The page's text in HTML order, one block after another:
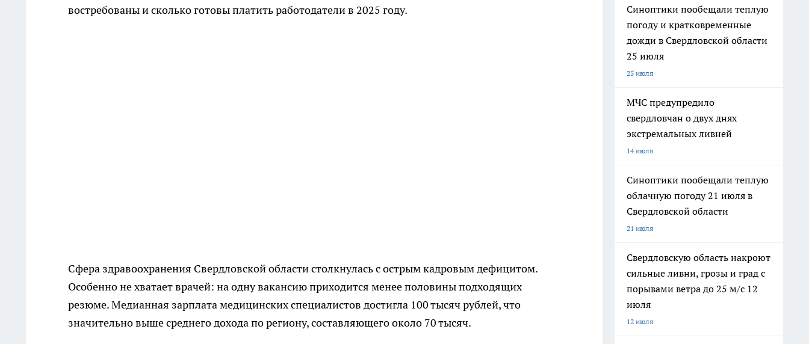
востребованы и сколько готовы платить работодатели в 2025 году.
Сфера здравоохранения Свердловской области столкнулась с острым кадровым дефицитом.
Особенно не хватает врачей: на одну вакансию приходится менее половины подходящих
резюме. Медианная зарплата медицинских специалистов достигла 100 тысяч рублей, что
значительно выше среднего дохода по региону, составляющего около 70 тысяч.
Синоптики пообещали теплую
погоду и кратковременные
дожди в Свердловской области
25 июля
25 июля
МЧС предупредило
свердловчан о двух днях
экстремальных ливней
14 июля
Синоптики пообещали теплую
облачную погоду 21 июля в
Свердловской области
21 июля
Свердловскую область накроют
сильные ливни, грозы и град с
порывами ветра до 25 м/с 12
июля
12 июля